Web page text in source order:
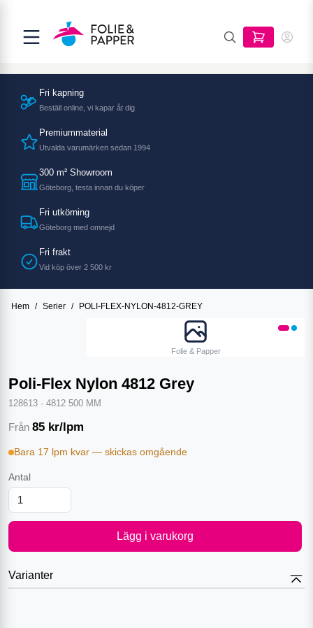
Fri kapning
Beställ online, vi kapar åt dig
Premiummaterial
Utvalda varumärken sedan 1994
300 m² Showroom
Göteborg, testa innan du köper
Fri utkörning
Göteborg med omnejd
Fri frakt
Vid köp över 2 500 kr
Hem / Serier / POLI-FLEX-NYLON-4812-GREY
Folie & Papper
Poli-Flex Nylon 4812 Grey
128613 · 4812 500 MM
Från 85 kr/lpm
Bara 17 lpm kvar — skickas omgående
Antal
Lägg i varukorg
Varianter